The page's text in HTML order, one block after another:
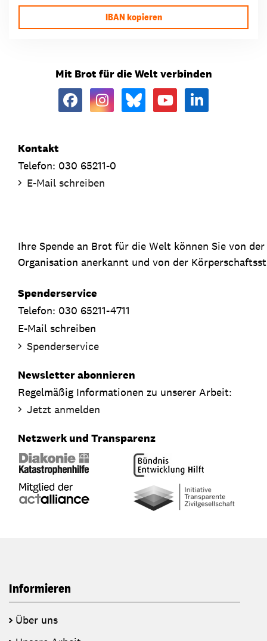
IBAN kopieren
Mit Brot für die Welt verbinden
Kontakt
Telefon: 030 65211-0
E-Mail schreiben
Ihre Spende an Brot für die Welt können Sie von
Organisation anerkannt und von der
Spenderservice
Telefon: 030 65211-4711
E-Mail schreiben
Spenderservice
Newsletter abonnieren
Regelmäßig Informationen zu unserer Arbeit:
Jetzt anmelden
Netzwerk und Transparenz
Informieren
Über uns